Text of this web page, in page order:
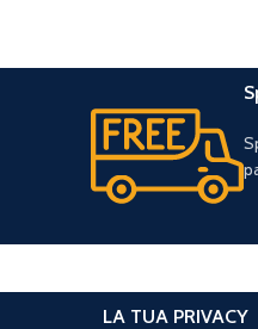
LA TUA PRIVACY